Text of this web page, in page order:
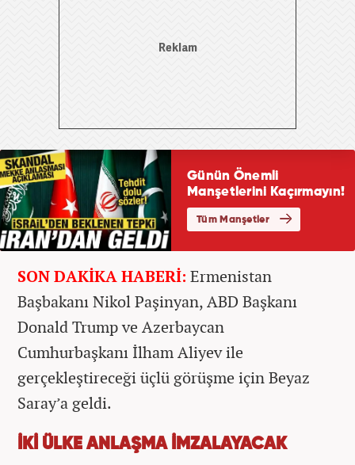
SON DAKİKA HABERİ: Ermenistan
Başbakanı Nikol Paşinyan, ABD Başkanı
Donald Trump ve Azerbaycan
Cumhurbaşkanı İlham Aliyev ile
gerçekleştireceği üçlü görüşme için Beyaz
Saray’a geldi.
İKİ ÜLKE ANLAŞMA İMZALAYACAK